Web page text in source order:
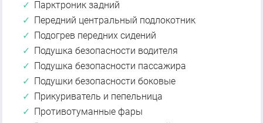
Парктроник задний
Передний центральный подлокотник
Подогрев передних сидений
Подушка безопасности водителя
Подушка безопасности пассажира
Подушки безопасности боковые
Прикуриватель и пепельница
Противотуманные фары